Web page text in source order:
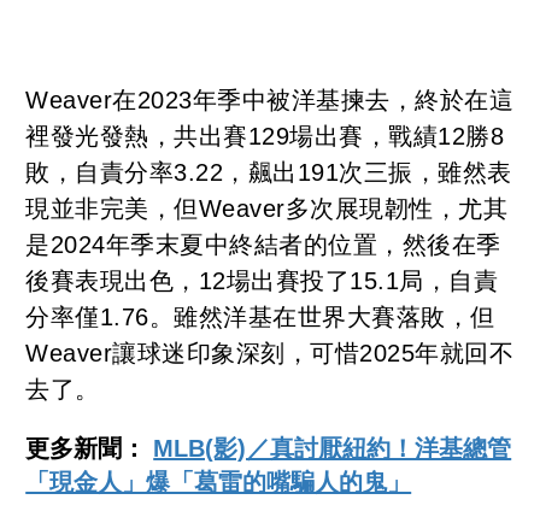
Weaver在2023年季中被洋基揀去，終於在這
裡發光發熱，共出賽129場出賽，戰績12勝8
敗，自責分率3.22，飆出191次三振，雖然表
現並非完美，但Weaver多次展現韌性，尤其
是2024年季末夏中終結者的位置，然後在季
後賽表現出色，12場出賽投了15.1局，自責
分率僅1.76。雖然洋基在世界大賽落敗，但
Weaver讓球迷印象深刻，可惜2025年就回不
去了。
更多新聞： MLB(影)／真討厭紐約！洋基總管
「現金人」爆「葛雷的嘴騙人的鬼」